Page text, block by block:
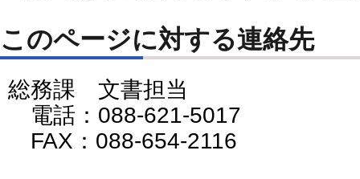
このページに対する連絡先
総務課 文書担当
電話：088-621-5017
FAX：088-654-2116